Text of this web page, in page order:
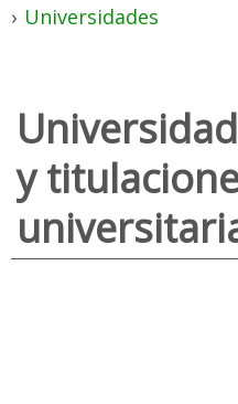
› Universidades
y